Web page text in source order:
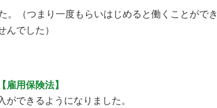
（つまり一度もらいはじめると働くことができ
んでした）
雇用保険法】
できるようになりました。